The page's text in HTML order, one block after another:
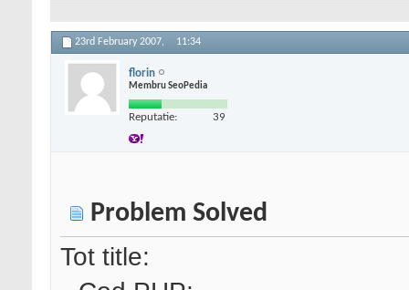
23rd February 2007, 11:34
florin
Membru SeoPedia
Reputatie: 39
Problem Solved
Tot title: